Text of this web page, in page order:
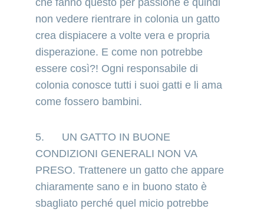
non vedere rientrare in colonia un gatto
crea dispiacere a volte vera e propria
disperazione. E come non potrebbe
essere così?! Ogni responsabile di
colonia conosce tutti i suoi gatti e li ama
come fossero bambini.
5.      UN GATTO IN BUONE
CONDIZIONI GENERALI NON VA
PRESO. Trattenere un gatto che appare
chiaramente sano e in buono stato è
sbagliato perché quel micio potrebbe